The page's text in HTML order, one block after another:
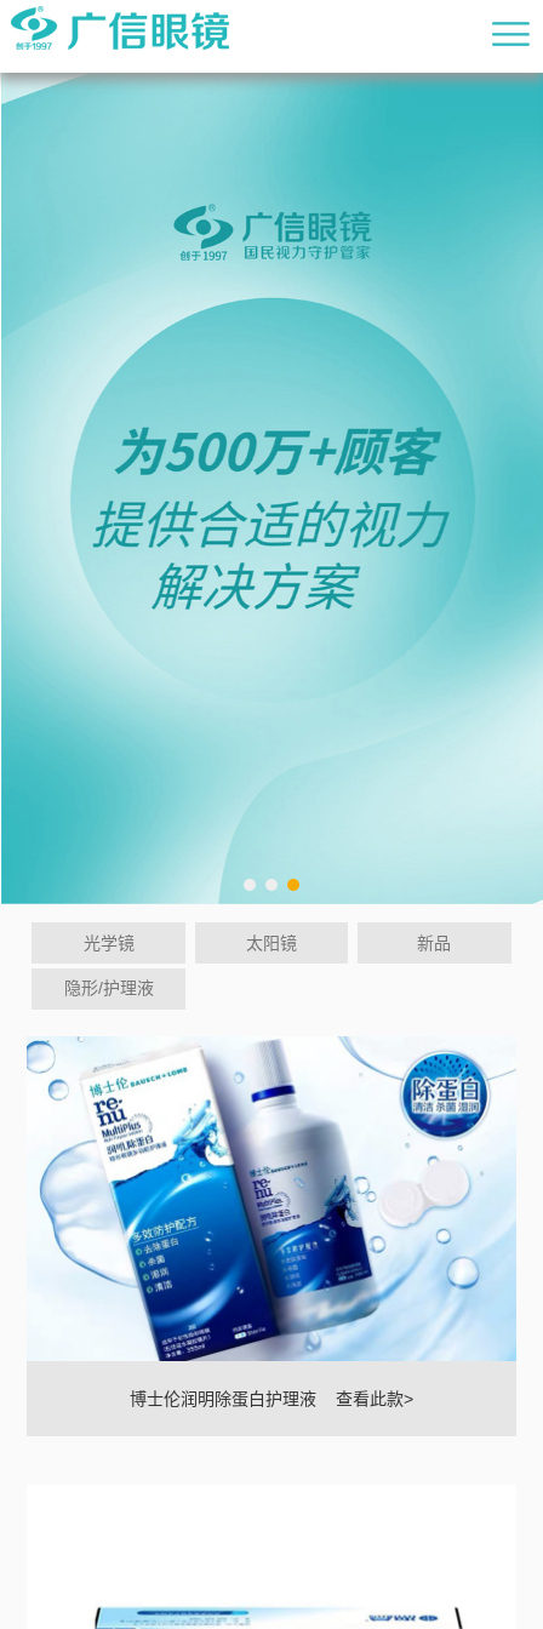
光学镜 太阳镜 新品
隐形/护理液
博士伦润明除蛋白护理液 查看此款>